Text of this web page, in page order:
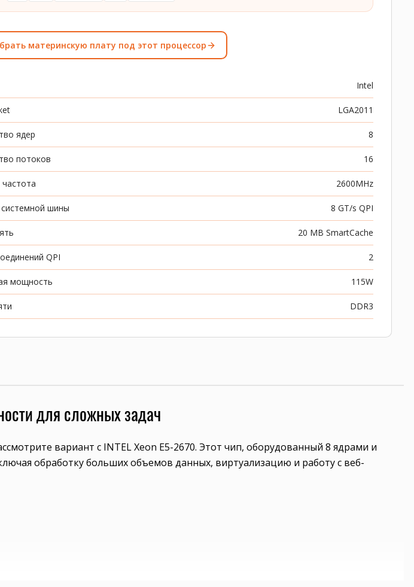
материнскую плату под этот процессор
Intel
LGA2011
ядер 8
потоков 16
2600MHz
шины 8 GT/s QPI
20 MB SmartCache
QPI 2
мощность 115W
DDR3
для сложных задач
вариант с INTEL Xeon E5-2670. Этот чип, оборудованный 8 ядрами и
обработку больших объемов данных, виртуализацию и работу с веб-